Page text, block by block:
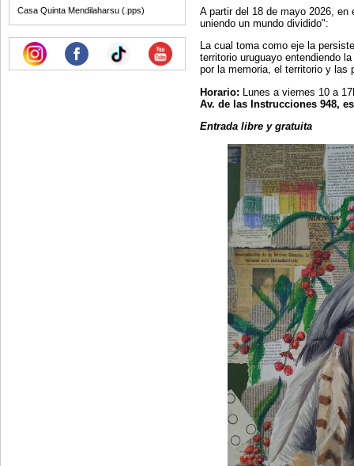
Casa Quinta Mendilaharsu (.pps)
A partir del 18 de mayo 2026,
uniendo un mundo dividido":
La cual toma como eje la
territorio uruguayo entendiendo
por la memoria, el territorio y
Horario: Lunes a viernes 10 a
Av. de las Instrucciones 948,
Entrada libre y gratuita